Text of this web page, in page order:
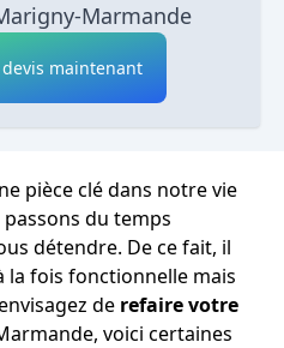
Marmande
maintenant
pièce clé dans notre vie
du temps
détendre. De ce fait, il
fois fonctionnelle mais
de refaire votre
voici certaines